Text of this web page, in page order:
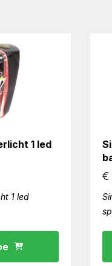
1 led
1 led
€